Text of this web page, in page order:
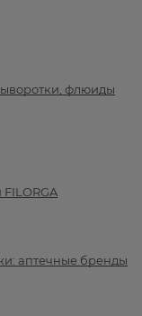
флюиды
аптечные бренды